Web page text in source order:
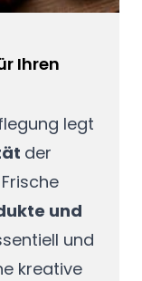
Ihren
legt
der
und
und
kreative